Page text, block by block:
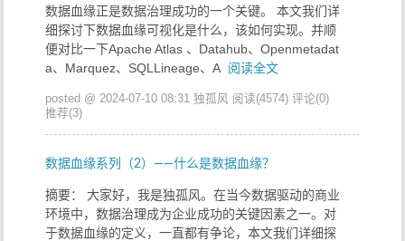
数据血缘正是数据治理成功的一个关键。 本文我们详
细探讨下数据血缘可视化是什么，该如何实现。并顺
便对比一下Apache Atlas 、Datahub、Openmetadat
a、Marquez、SQLLineage、A 阅读全文
posted @ 2024-07-10 08:31 独孤风 阅读(4574) 评论(0)
推荐(3)
数据血缘系列（2）——什么是数据血缘？
摘要： 大家好，我是独孤风。在当今数据驱动的商业
环境中，数据治理成为企业成功的关键因素之一。对
于数据血缘的定义，一直都有争论，本文我们详细探